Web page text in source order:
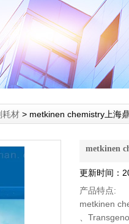
耗材 > metkinen chemistry上海
metkinen
更新时间：
产品特点:
metkinen
、